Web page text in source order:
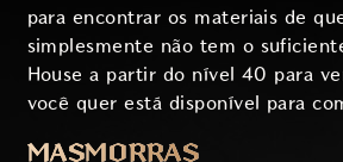
para encontrar os materiais de
simplesmente não tem o
House a partir do nível 40 para
você quer está disponível para
MASMORRAS